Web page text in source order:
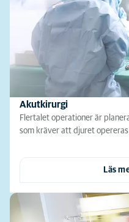
Akutkirurgi
Flertalet operationer är
som kräver att djuret
Läs